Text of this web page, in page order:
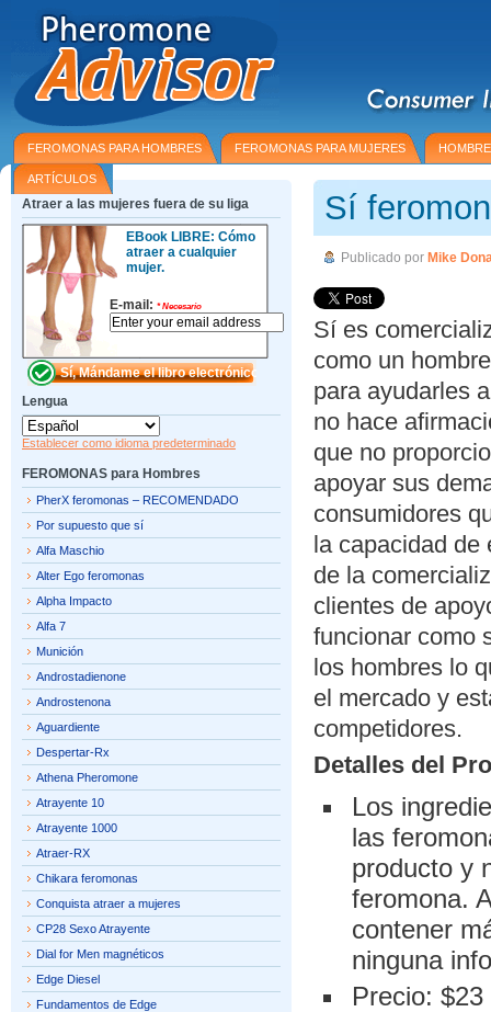
FEROMONAS PARA HOMBRES FEROMONAS PARA MUJERES
ARTÍCULOS
Sí
Publicado por Mike
Sí es
como un
para ayudarles
no hace
que no
apoyar sus
consumidores
la capacidad de
de la
clientes de
funcionar como
los hombres lo
el mercado y
competidores.
Detalles del
Los
las
producto y
feromona.
contener
ninguna
Precio: $23
Atraer a las mujeres fuera de su liga
EBook LIBRE: Cómo
atraer a cualquier
mujer.
E-mail: *Necesario
Lengua
Establecer como idioma predeterminado
FEROMONAS para Hombres
PherX feromonas – RECOMENDADO
Por supuesto que sí
Alfa Maschio
Alter Ego feromonas
Alpha Impacto
Alfa 7
Munición
Androstadienone
Androstenona
Aguardiente
Despertar-Rx
Athena Pheromone
Atrayente 10
Atrayente 1000
Atraer-RX
Chikara feromonas
Conquista atraer a mujeres
CP28 Sexo Atrayente
Dial for Men magnéticos
Edge Diesel
Fundamentos de Edge